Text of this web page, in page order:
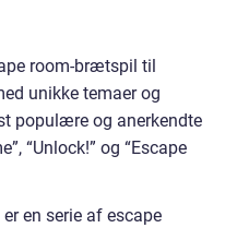
room-brætspil til
unikke temaer og
populære og anerkendte
“Unlock!” og “Escape
en serie af escape